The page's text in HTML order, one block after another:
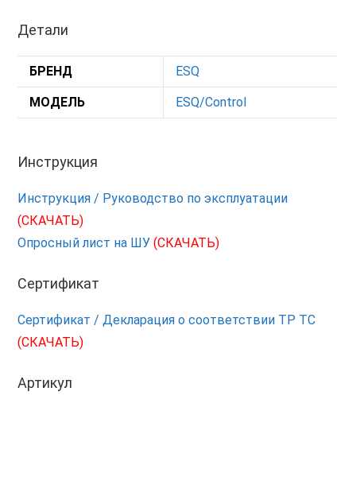
Детали
БРЕНД ESQ
МОДЕЛЬ ESQ/Control
Инструкция
Инструкция / Руководство по эксплуатации
(СКАЧАТЬ)
Опросный лист на ШУ(СКАЧАТЬ)
Сертификат
Сертификат / Декларация о соответствии ТР ТС
(СКАЧАТЬ)
Артикул